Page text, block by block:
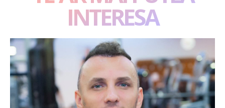
INTERESA